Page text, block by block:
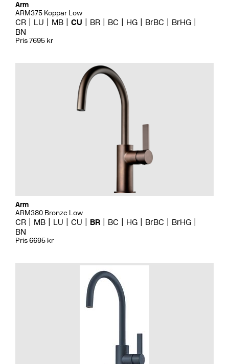
Arm
ARM375 Koppar Low
CR LU MB CU BR BC HG BrBC
BrHG
BN
Pris 7695 kr
Arm
ARM380 Bronze Low
CR MB LU CU BR BC HG BrBC
BrHG
BN
Pris 6695 kr